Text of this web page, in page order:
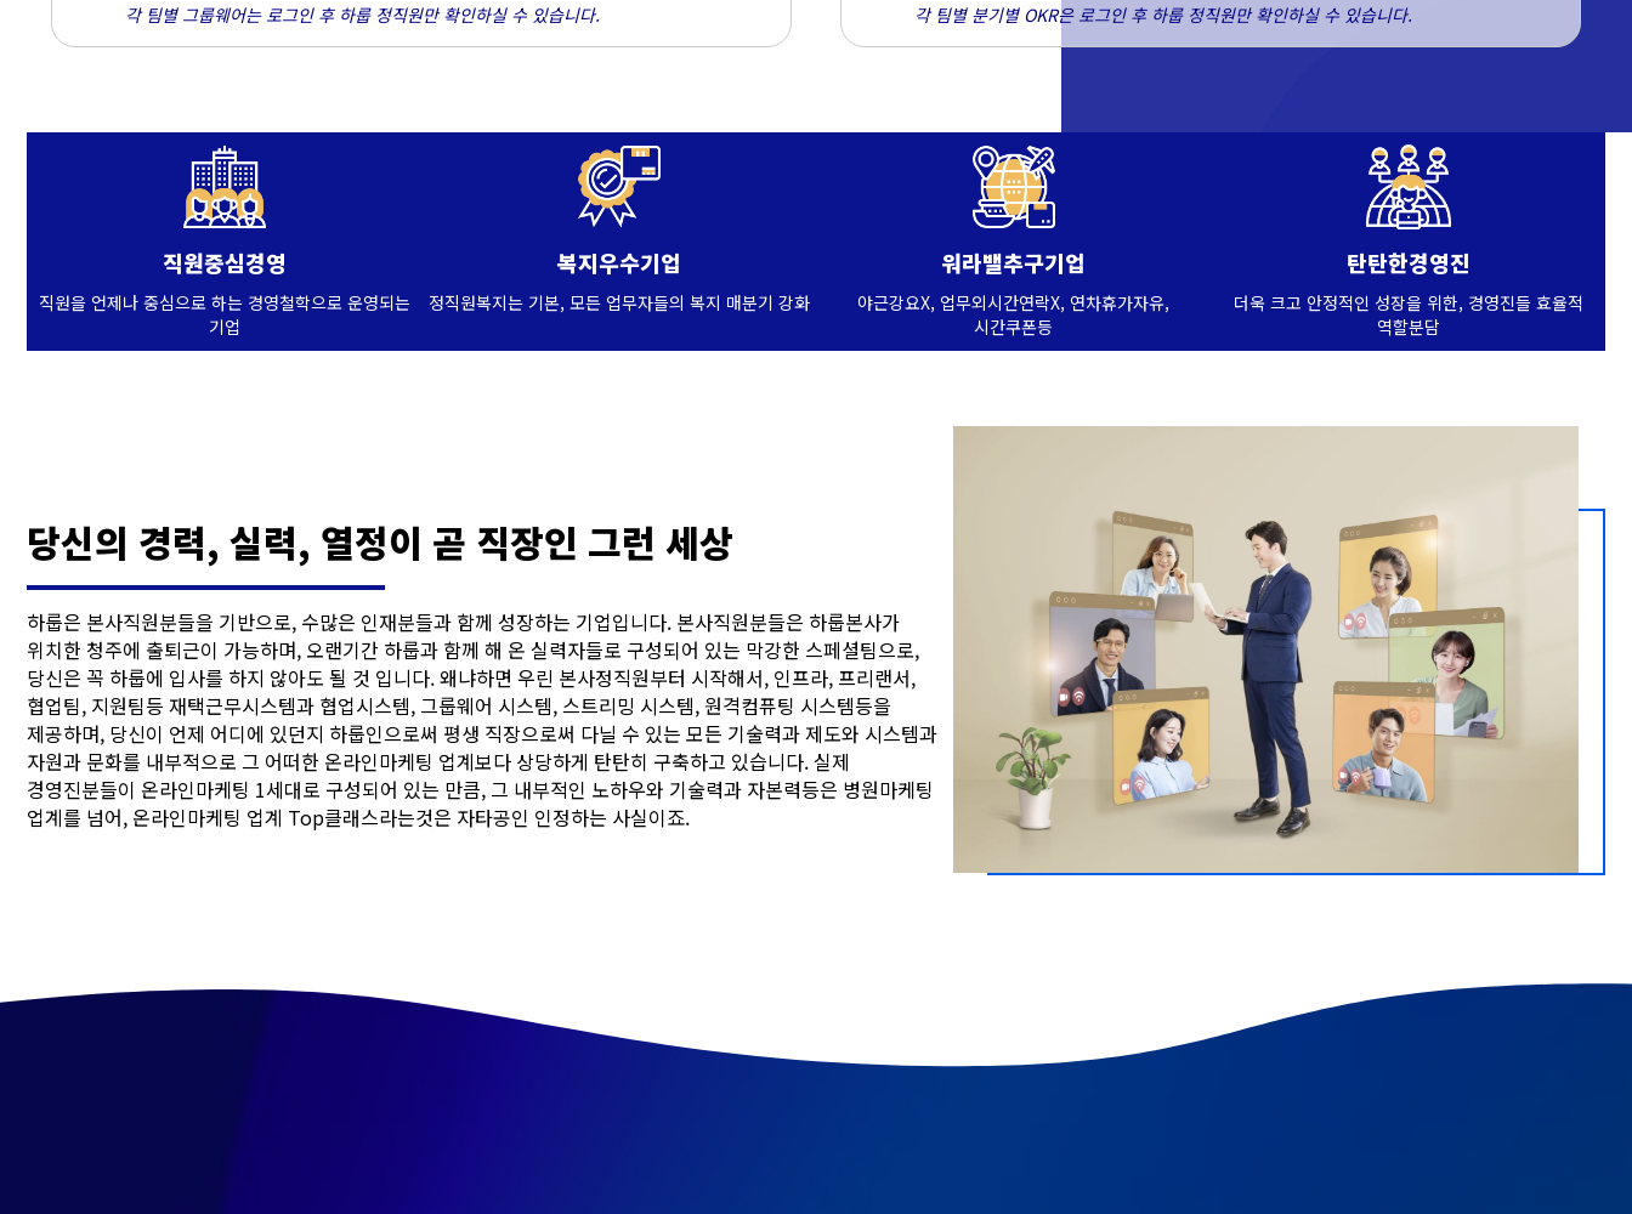
각 팀별 그룹웨어는 로그인 후 하룹 정직원만 확인하실 수 있습니다.
각 팀별 분기별 OKR은 로그인 후 하룹 정직원만 확인하실 수 있습니다.
직원중심경영
직원을 언제나 중심으로 하는 경영철학으로 운영되는
기업
복지우수기업
정직원복지는 기본, 모든 업무자들의 복지 매분기 강화
워라밸추구기업
야근강요X, 업무외시간연락X, 연차휴가자유,
시간쿠폰등
탄탄한경영진
더욱 크고 안정적인 성장을 위한, 경영진들 효율적
역할분담
당신의 경력, 실력, 열정이 곧 직장인 그런 세상
하룹은 본사직원분들을 기반으로, 수많은 인재분들과 함께 성장하는 기업입니다. 본사직원분들은 하룹본사가
위치한 청주에 출퇴근이 가능하며, 오랜기간 하룹과 함께 해 온 실력자들로 구성되어 있는 막강한 스페셜팀으로,
당신은 꼭 하룹에 입사를 하지 않아도 될 것 입니다. 왜냐하면 우린 본사정직원부터 시작해서, 인프라, 프리랜서,
협업팀, 지원팀등 재택근무시스템과 협업시스템, 그룹웨어 시스템, 스트리밍 시스템, 원격컴퓨팅 시스템등을
제공하며, 당신이 언제 어디에 있던지 하룹인으로써 평생 직장으로써 다닐 수 있는 모든 기술력과 제도와 시스템과
자원과 문화를 내부적으로 그 어떠한 온라인마케팅 업계보다 상당하게 탄탄히 구축하고 있습니다. 실제
경영진분들이 온라인마케팅 1세대로 구성되어 있는 만큼, 그 내부적인 노하우와 기술력과 자본력등은 병원마케팅
업계를 넘어, 온라인마케팅 업계 Top클래스라는것은 자타공인 인정하는 사실이죠.